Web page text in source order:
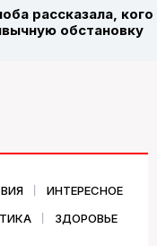
рассказала, кого
обстановку
ИНТЕРЕСНОЕ
ЗДОРОВЬЕ